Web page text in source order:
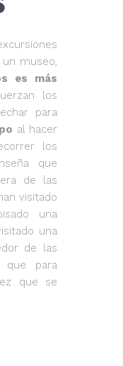
museo,
es más
los
para
al hacer
los
que
de las
visitado
una
una
de las
que para
que se